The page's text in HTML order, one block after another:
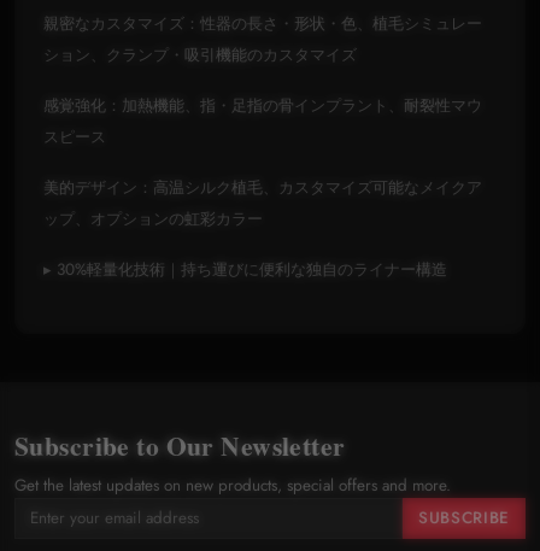
親密なカスタマイズ：性器の長さ・形状・色、植毛シミュレー
ション、クランプ・吸引機能のカスタマイズ
感覚強化：加熱機能、指・足指の骨インプラント、耐裂性マウ
スピース
美的デザイン：高温シルク植毛、カスタマイズ可能なメイクア
ップ、オプションの虹彩カラー
▸ 30%軽量化技術｜持ち運びに便利な独自のライナー構造
Subscribe to Our Newsletter
Get the latest updates on new products, special offers and more.
SUBSCRIBE